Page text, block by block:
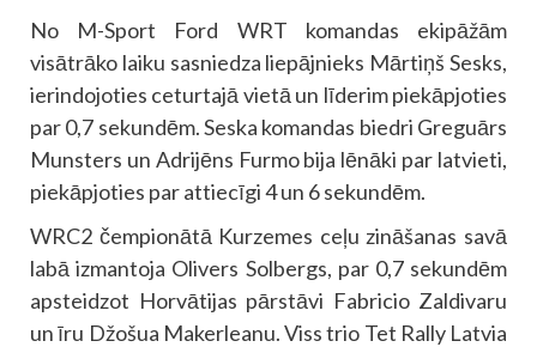
No M-Sport Ford WRT komandas ekipāžām
visātrāko laiku sasniedza liepājnieks Mārtiņš Sesks,
ierindojoties ceturtajā vietā un līderim piekāpjoties
par 0,7 sekundēm. Seska komandas biedri Greguārs
Munsters un Adrijēns Furmo bija lēnāki par latvieti,
piekāpjoties par attiecīgi 4 un 6 sekundēm.
WRC2 čempionātā Kurzemes ceļu zināšanas savā
labā izmantoja Olivers Solbergs, par 0,7 sekundēm
apsteidzot Horvātijas pārstāvi Fabricio Zaldivaru
un īru Džošua Makerleanu. Viss trio Tet Rally Latvia